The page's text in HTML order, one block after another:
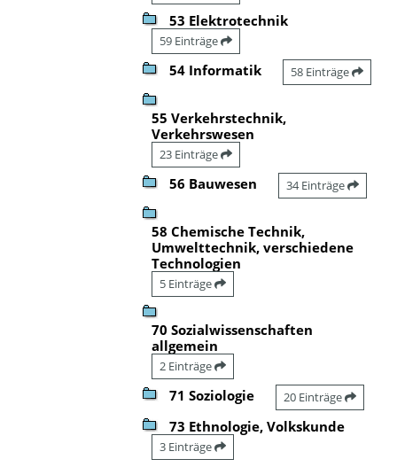
53 Elektrotechnik
59 Einträge
54 Informatik 58 Einträge
55 Verkehrstechnik,
Verkehrswesen
23 Einträge
56 Bauwesen 34 Einträge
58 Chemische Technik,
Umwelttechnik, verschiedene
Technologien
5 Einträge
70 Sozialwissenschaften
allgemein
2 Einträge
71 Soziologie 20 Einträge
73 Ethnologie, Volkskunde
3 Einträge